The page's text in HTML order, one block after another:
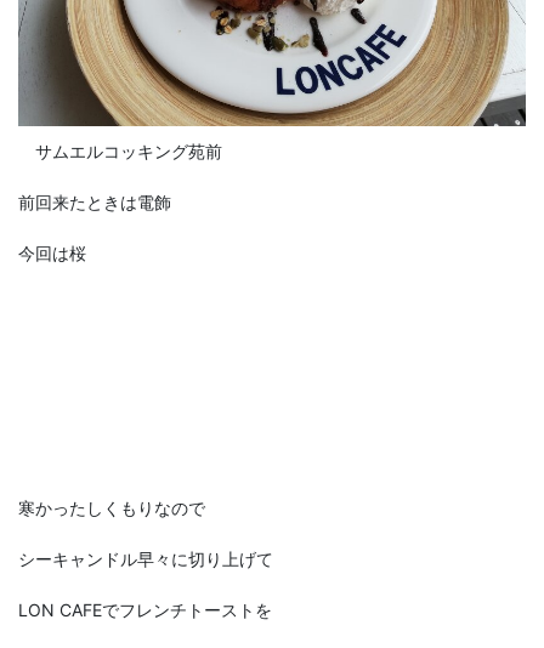
サムエルコッキング苑前
前回来たときは電飾
今回は桜
寒かったしくもりなので
シーキャンドル早々に切り上げて
LON CAFEでフレンチトーストを